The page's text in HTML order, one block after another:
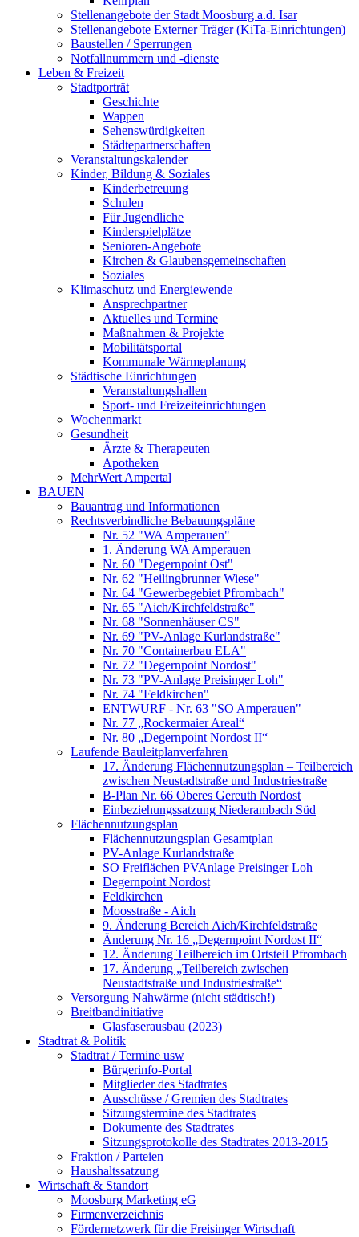
Stellenangebote der Stadt Moosburg a.d. Isar
Stellenangebote Externer Träger (KiTa-Einrichtungen)
Baustellen / Sperrungen
Notfallnummern und -dienste
Leben & Freizeit
Stadtporträt
Geschichte
Wappen
Sehenswürdigkeiten
Städtepartnerschaften
Veranstaltungskalender
Kinder, Bildung & Soziales
Kinderbetreuung
Schulen
Für Jugendliche
Kinderspielplätze
Senioren-Angebote
Kirchen & Glaubensgemeinschaften
Soziales
Klimaschutz und Energiewende
Ansprechpartner
Aktuelles und Termine
Maßnahmen & Projekte
Mobilitätsportal
Kommunale Wärmeplanung
Städtische Einrichtungen
Veranstaltungshallen
Sport- und Freizeiteinrichtungen
Wochenmarkt
Gesundheit
Ärzte & Therapeuten
Apotheken
MehrWert Ampertal
BAUEN
Bauantrag und Informationen
Rechtsverbindliche Bebauungspläne
Nr. 52 "WA Amperauen"
1. Änderung WA Amperauen
Nr. 60 "Degernpoint Ost"
Nr. 62 "Heilingbrunner Wiese"
Nr. 64 "Gewerbegebiet Pfrombach"
Nr. 65 "Aich/Kirchfeldstraße"
Nr. 68 "Sonnenhäuser CS"
Nr. 69 "PV-Anlage Kurlandstraße"
Nr. 70 "Containerbau ELA"
Nr. 72 "Degernpoint Nordost"
Nr. 73 "PV-Anlage Preisinger Loh"
Nr. 74 "Feldkirchen"
ENTWURF - Nr. 63 "SO Amperauen"
Nr. 77 „Rockermaier Areal“
Nr. 80 „Degernpoint Nordost II“
Laufende Bauleitplanverfahren
17. Änderung Flächennutzungsplan – Teilbereich
zwischen Neustadtstraße und Industriestraße
B-Plan Nr. 66 Oberes Gereuth Nordost
Einbeziehungssatzung Niederambach Süd
Flächennutzungsplan
Flächennutzungsplan Gesamtplan
PV-Anlage Kurlandstraße
SO Freiflächen PV­Anlage Preisinger Loh
Degernpoint Nordost
Feldkirchen
Moosstraße - Aich
9. Änderung Bereich Aich/Kirchfeldstraße
Änderung Nr. 16 „Degernpoint Nordost II“
12. Änderung Teilbereich im Ortsteil Pfrombach
17. Änderung „Teilbereich zwischen
Neustadtstraße und Industriestraße“
Versorgung Nahwärme (nicht städtisch!)
Breitbandinitiative
Glasfaserausbau (2023)
Stadtrat & Politik
Stadtrat / Termine usw
Bürgerinfo-Portal
Mitglieder des Stadtrates
Ausschüsse / Gremien des Stadtrates
Sitzungstermine des Stadtrates
Dokumente des Stadtrates
Sitzungsprotokolle des Stadtrates 2013-2015
Fraktion / Parteien
Haushaltssatzung
Wirtschaft & Standort
Moosburg Marketing eG
Firmenverzeichnis
Fördernetzwerk für die Freisinger Wirtschaft